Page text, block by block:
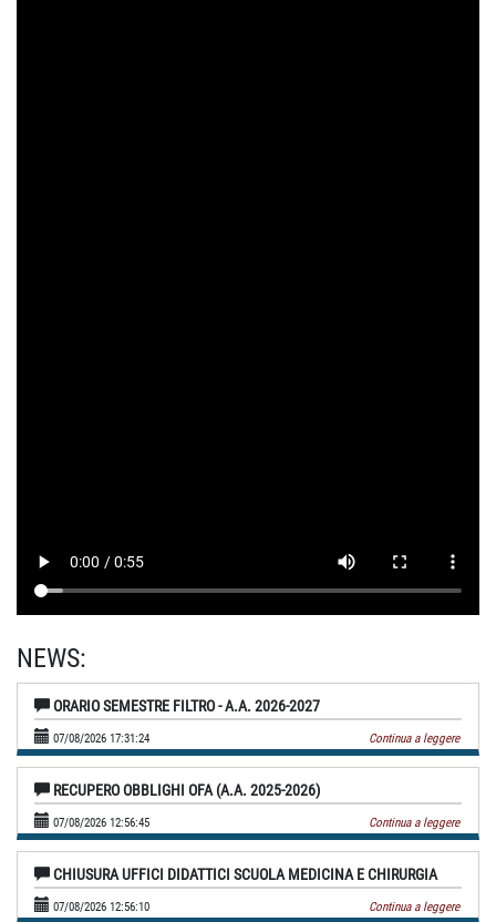
NEWS:
ORARIO SEMESTRE FILTRO - A.A. 2026-2027
07/08/2026 17:31:24 Continua a leggere
RECUPERO OBBLIGHI OFA (A.A. 2025-2026)
07/08/2026 12:56:45 Continua a leggere
CHIUSURA UFFICI DIDATTICI SCUOLA MEDICINA E CHIRURGIA
07/08/2026 12:56:10 Continua a leggere